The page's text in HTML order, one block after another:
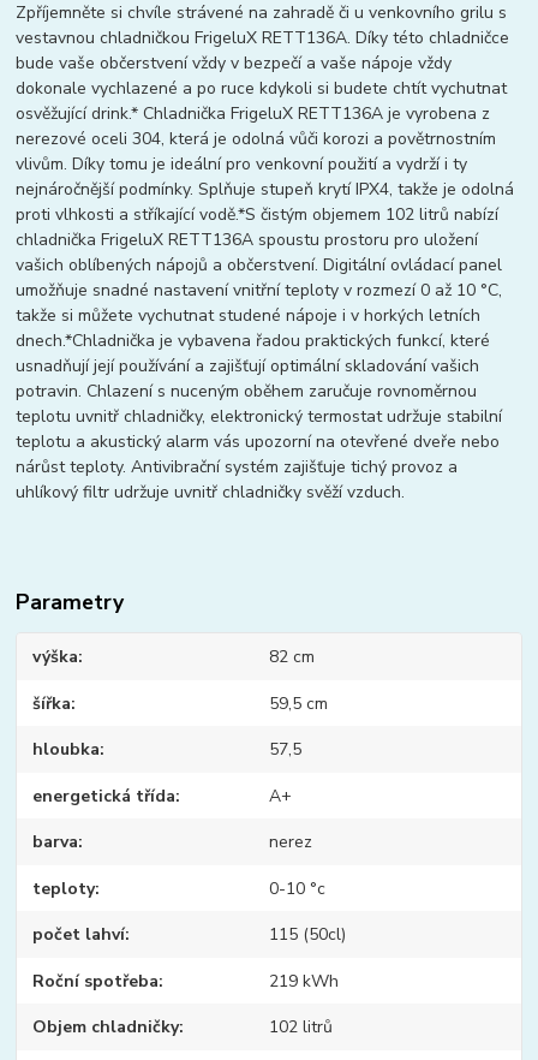
Zpříjemněte si chvíle strávené na zahradě či u venkovního grilu s
vestavnou chladničkou FrigeluX RETT136A. Díky této chladničce
bude vaše občerstvení vždy v bezpečí a vaše nápoje vždy
dokonale vychlazené a po ruce kdykoli si budete chtít vychutnat
osvěžující drink.* Chladnička FrigeluX RETT136A je vyrobena z
nerezové oceli 304, která je odolná vůči korozi a povětrnostním
vlivům. Díky tomu je ideální pro venkovní použití a vydrží i ty
nejnáročnější podmínky. Splňuje stupeň krytí IPX4, takže je odolná
proti vlhkosti a stříkající vodě.*S čistým objemem 102 litrů nabízí
chladnička FrigeluX RETT136A spoustu prostoru pro uložení
vašich oblíbených nápojů a občerstvení. Digitální ovládací panel
umožňuje snadné nastavení vnitřní teploty v rozmezí 0 až 10 °C,
takže si můžete vychutnat studené nápoje i v horkých letních
dnech.*Chladnička je vybavena řadou praktických funkcí, které
usnadňují její používání a zajišťují optimální skladování vašich
potravin. Chlazení s nuceným oběhem zaručuje rovnoměrnou
teplotu uvnitř chladničky, elektronický termostat udržuje stabilní
teplotu a akustický alarm vás upozorní na otevřené dveře nebo
nárůst teploty. Antivibrační systém zajišťuje tichý provoz a
uhlíkový filtr udržuje uvnitř chladničky svěží vzduch.
Parametry
výška 82 cm
šířka 59,5 cm
hloubka 57,5
energetická třída A+
barva nerez
teploty 0-10 °c
počet lahví 115 (50cl)
Roční spotřeba 219 kWh
Objem chladničky 102 litrů